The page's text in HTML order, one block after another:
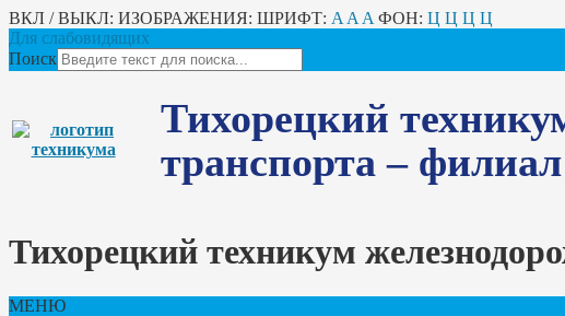
ВКЛ / ВЫКЛ: ИЗОБРАЖЕНИЯ: ШРИФТ: A A A ФОН: Ц Ц Ц Ц
Для слабовидящих
Поиск
Тихорецкий
транспорта –
Тихорецкий техникум
МЕНЮ